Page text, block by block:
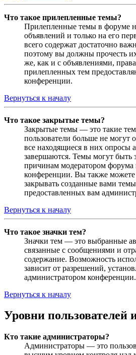
Что такое прилепленные темы?
Прилепленные темы в форуме
объявлений и только на его
всего содержат достаточно
поэтому вы должны прочесть
же, как и с объявлениями,
прилепленных тем
конференции.
Вернуться к началу
Что такое закрытые темы?
Закрытые темы — это такие
пользователи больше не могут
все находящиеся в них опросы
завершаются. Темы могут
причинам модератором форума
конференции. Вы также можете
закрывать созданные вами
предоставленных вам
Вернуться к началу
Что такое значки тем?
Значки тем — это выбранные
связанные с сообщениями и
содержание. Возможность
зависит от разрешений,
администратором конференции.
Вернуться к началу
Уровни пользователей
Кто такие администраторы?
Администраторы — это